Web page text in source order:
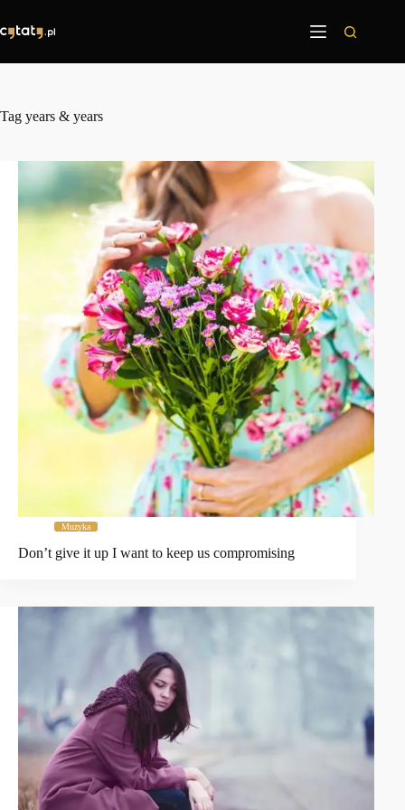
treści
Tag years & years
Muzyka
Don’t give it up I want to keep us compromising